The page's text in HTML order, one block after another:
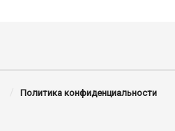
Политика конфиденциальности